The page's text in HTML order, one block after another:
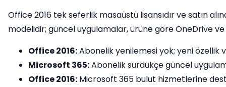
Office 2016 tek seferlik masaüstü lisansıdır ve satın
modelidir; güncel uygulamalar, ürüne göre OneDrive
Office 2016:Abonelik yenilemesi yok; yeni özellik
Microsoft 365:Abonelik sürdükçe güncel
Office 2016: Microsoft 365 bulut hizmetlerine